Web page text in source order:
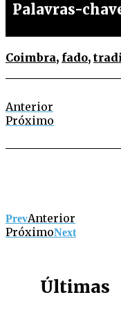
Palavras-
Coimbra, fado,
Anterior
Próximo
PrevAnterior
PróximoNext
Últimas